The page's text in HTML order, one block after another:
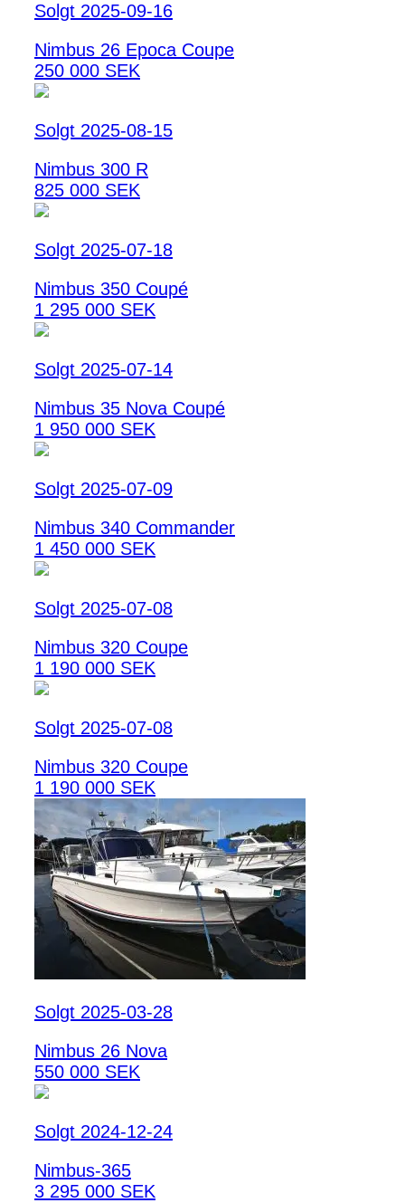
Solgt 2025-09-16
Nimbus 26 Epoca Coupe
250 000 SEK
Solgt 2025-08-15
Nimbus 300 R
825 000 SEK
Solgt 2025-07-18
Nimbus 350 Coupé
1 295 000 SEK
Solgt 2025-07-14
Nimbus 35 Nova Coupé
1 950 000 SEK
Solgt 2025-07-09
Nimbus 340 Commander
1 450 000 SEK
Solgt 2025-07-08
Nimbus 320 Coupe
1 190 000 SEK
Solgt 2025-07-08
Nimbus 320 Coupe
1 190 000 SEK
Solgt 2025-03-28
Nimbus 26 Nova
550 000 SEK
Solgt 2024-12-24
Nimbus-365
3 295 000 SEK